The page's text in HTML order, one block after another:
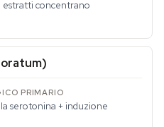
estratti concentrano
)
serotonina + induzione